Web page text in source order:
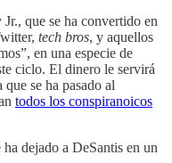
que se ha convertido en
tech bros, y aquellos
en una especie de
ciclo. El dinero le servirá
se ha pasado al
todos los conspiranoicos
dejado a DeSantis en un